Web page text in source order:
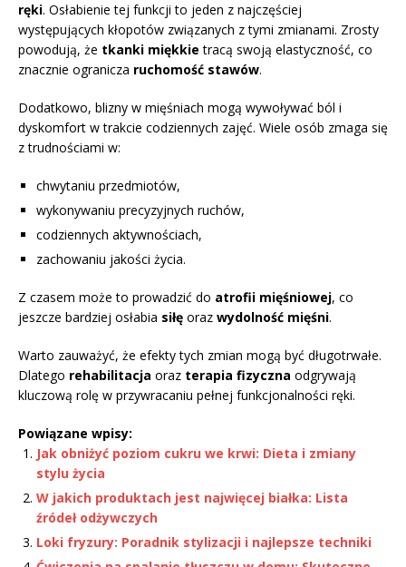
ręki. Osłabienie tej funkcji to jeden z najczęściej
występujących kłopotów związanych z tymi zmianami. Zrosty
powodują, że tkanki miękkie tracą swoją elastyczność, co
znacznie ogranicza ruchomość stawów.
Dodatkowo, blizny w mięśniach mogą wywoływać ból i
dyskomfort w trakcie codziennych zajęć. Wiele osób zmaga się
z trudnościami w:
chwytaniu przedmiotów,
wykonywaniu precyzyjnych ruchów,
codziennych aktywnościach,
zachowaniu jakości życia.
Z czasem może to prowadzić do atrofii mięśniowej, co
jeszcze bardziej osłabia siłę oraz wydolność mięśni.
Warto zauważyć, że efekty tych zmian mogą być długotrwałe.
Dlatego rehabilitacja oraz terapia fizyczna odgrywają
kluczową rolę w przywracaniu pełnej funkcjonalności ręki.
Powiązane wpisy:
Jak obniżyć poziom cukru we krwi: Dieta i zmiany
stylu życia
W jakich produktach jest najwięcej białka: Lista
źródeł odżywczych
Loki fryzury: Poradnik stylizacji i najlepsze techniki